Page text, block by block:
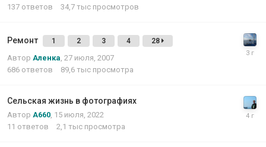
137 ответов 34,7 тыс просмотров
Ремонт 1 2 3 4 28
Автор Аленка 27 июля, 2007
686 ответов 89,6 тыс просмотра
Сельская жизнь в фотографиях
Автор А660 15 июля, 2022
11 ответов 2,1 тыс просмотра